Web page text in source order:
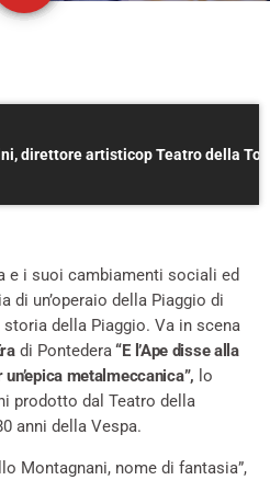
e i suoi cambiamenti sociali ed
un’operaio della Piaggio di
della Piaggio. Va in scena
di Pontedera“E l’Ape disse alla
metalmeccanica”, lo
prodotto dal Teatro della
anni della Vespa.
Montagnani, nome di fantasia”,